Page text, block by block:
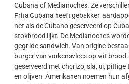
Cubana of Medianoches. Ze
Frita Cubana heeft gebakken
net als de Cubano geserveerd op
stokbrood lijkt. De Medianoches
gegrilde sandwich. Van origine
burger van varkensvlees op wit
geserveerd met chorizo, sla, ui,
en olijven. Amerikanen noemen hun